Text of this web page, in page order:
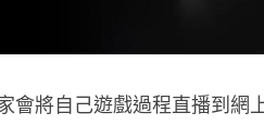
會將自己遊戲過程直播到網